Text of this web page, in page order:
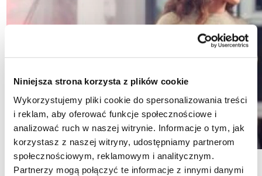
Niniejsza strona korzysta z plików cookie
Wykorzystujemy pliki cookie do spersonalizowania treści
i reklam, aby oferować funkcje społecznościowe i
analizować ruch w naszej witrynie. Informacje o tym, jak
korzystasz z naszej witryny, udostępniamy partnerom
społecznościowym, reklamowym i analitycznym.
Partnerzy mogą połączyć te informacje z innymi danymi
Kiedy jest najlepszy